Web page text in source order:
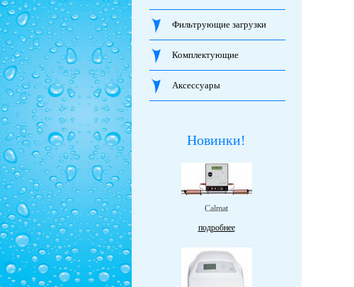
Фильтрующие загрузки
Комплектующие
Аксессуары
Новинки!
Calmat
подробнее